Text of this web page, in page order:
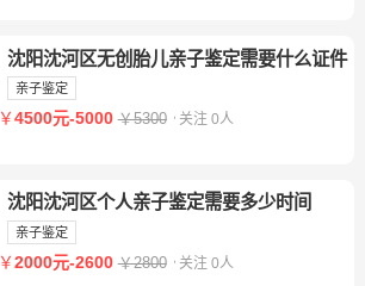
沈阳沈河区无创胎儿亲子鉴定需要什么证件
亲子鉴定
￥4500元-5000 ￥5300 关注 0人
沈阳沈河区个人亲子鉴定需要多少时间
亲子鉴定
￥2000元-2600 ￥2800 关注 0人